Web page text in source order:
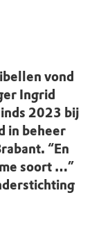
vond
Ingrid
2023 bij
in beheer
“En
soort …”